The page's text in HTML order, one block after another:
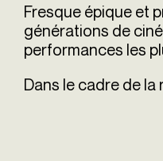
Fresque épique et
générations de
performances les
Dans le cadre de